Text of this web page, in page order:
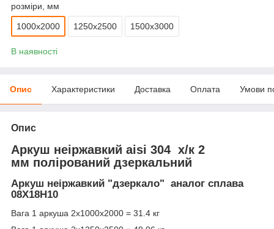
розміри, мм
1000х2000 1250х2500 1500х3000
В наявності
Опис Характеристики Доставка Оплата Умови
Опис
Аркуш неіржавкий aisi 304 х/к 2
мм полірований дзеркальний
Аркуш неіржавкий "дзеркало" аналог сплава
08Х18Н10
Вага 1 аркуша 2х1000х2000 = 31.4 кг